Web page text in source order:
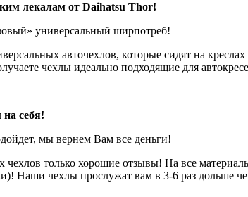
лекалам от Daihatsu Thor!
универсальный ширпотреб!
авточехлов, которые сидят на
чехлы идеально подходящие для
на себя!
мы вернем Вам все деньги!
чехлов только хорошие отзывы! На все
Наши чехлы прослужат вам в 3-6 раз дольше